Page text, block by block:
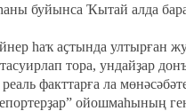
буйынса Ҡытай алда
һаҡ аҫтында ултырған
тора, ундайҙар
факттарға ла
ойошмаһының